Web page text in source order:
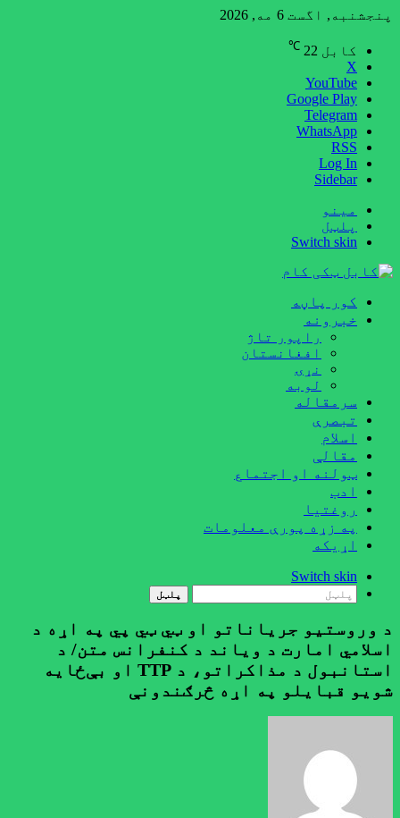
پنجشنبه, اگست 6 مه, 2026
کابل 22
℃
X
YouTube
Google Play
Telegram
WhatsApp
RSS
Log In
Sidebar
مینو
پلټل
Switch skin
کور پاڼه
خبرونه
راپور تاژ
افغانستان
نړۍ
لوبه
سرمقاله
تبصرې
اسلام
مقالې
ټولنه او اجتماع
ادب
روغتيا
په زړه پورې معلومات
اړيکه
Switch skin
پلټل
د وروستیو جریاناتو او ټي ټي پي په اړه د
اسلامي امارت د وياند د کنفرانس متن/ د
استانبول د مذاکراتو، د TTP او بې‌ځايه
شويو قبایلو په اړه څرګندونې